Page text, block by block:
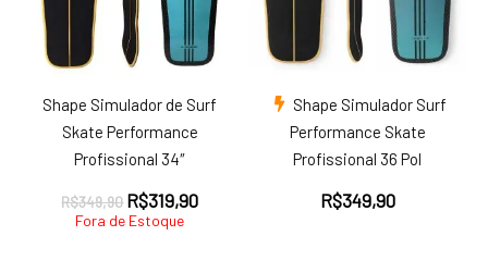
Shape Simulador de Surf
Skate Performance
Profissional 34″
R$349,90 O
preço
R$319,90O
Fora de Estoque
Shape Simulador Surf
Performance Skate
Profissional 36 Pol
R$349,90